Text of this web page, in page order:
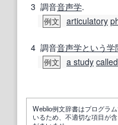
3 調音音声学.
例文 articulatory
4 調音音声学という学
例文 a study called
Weblio例文辞書はプログラ
いるため、不適切な項目が